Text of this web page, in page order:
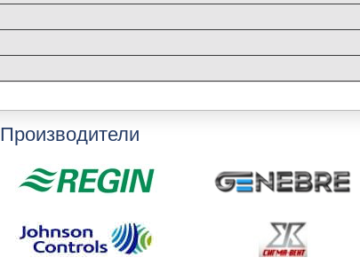
Производители